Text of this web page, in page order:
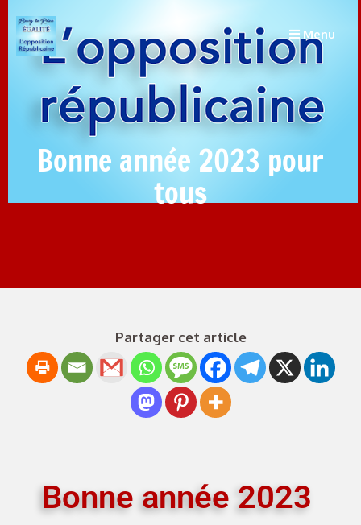
Menu
Bonne année 2023 pour
tous
Partager cet article
Bonne année 2023